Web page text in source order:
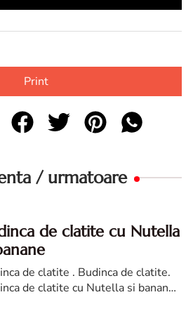
Print
/ urmatoare
de clatite cu Nutella
de clatite . Budinca de clatite.
de clatite cu Nutella si banane.